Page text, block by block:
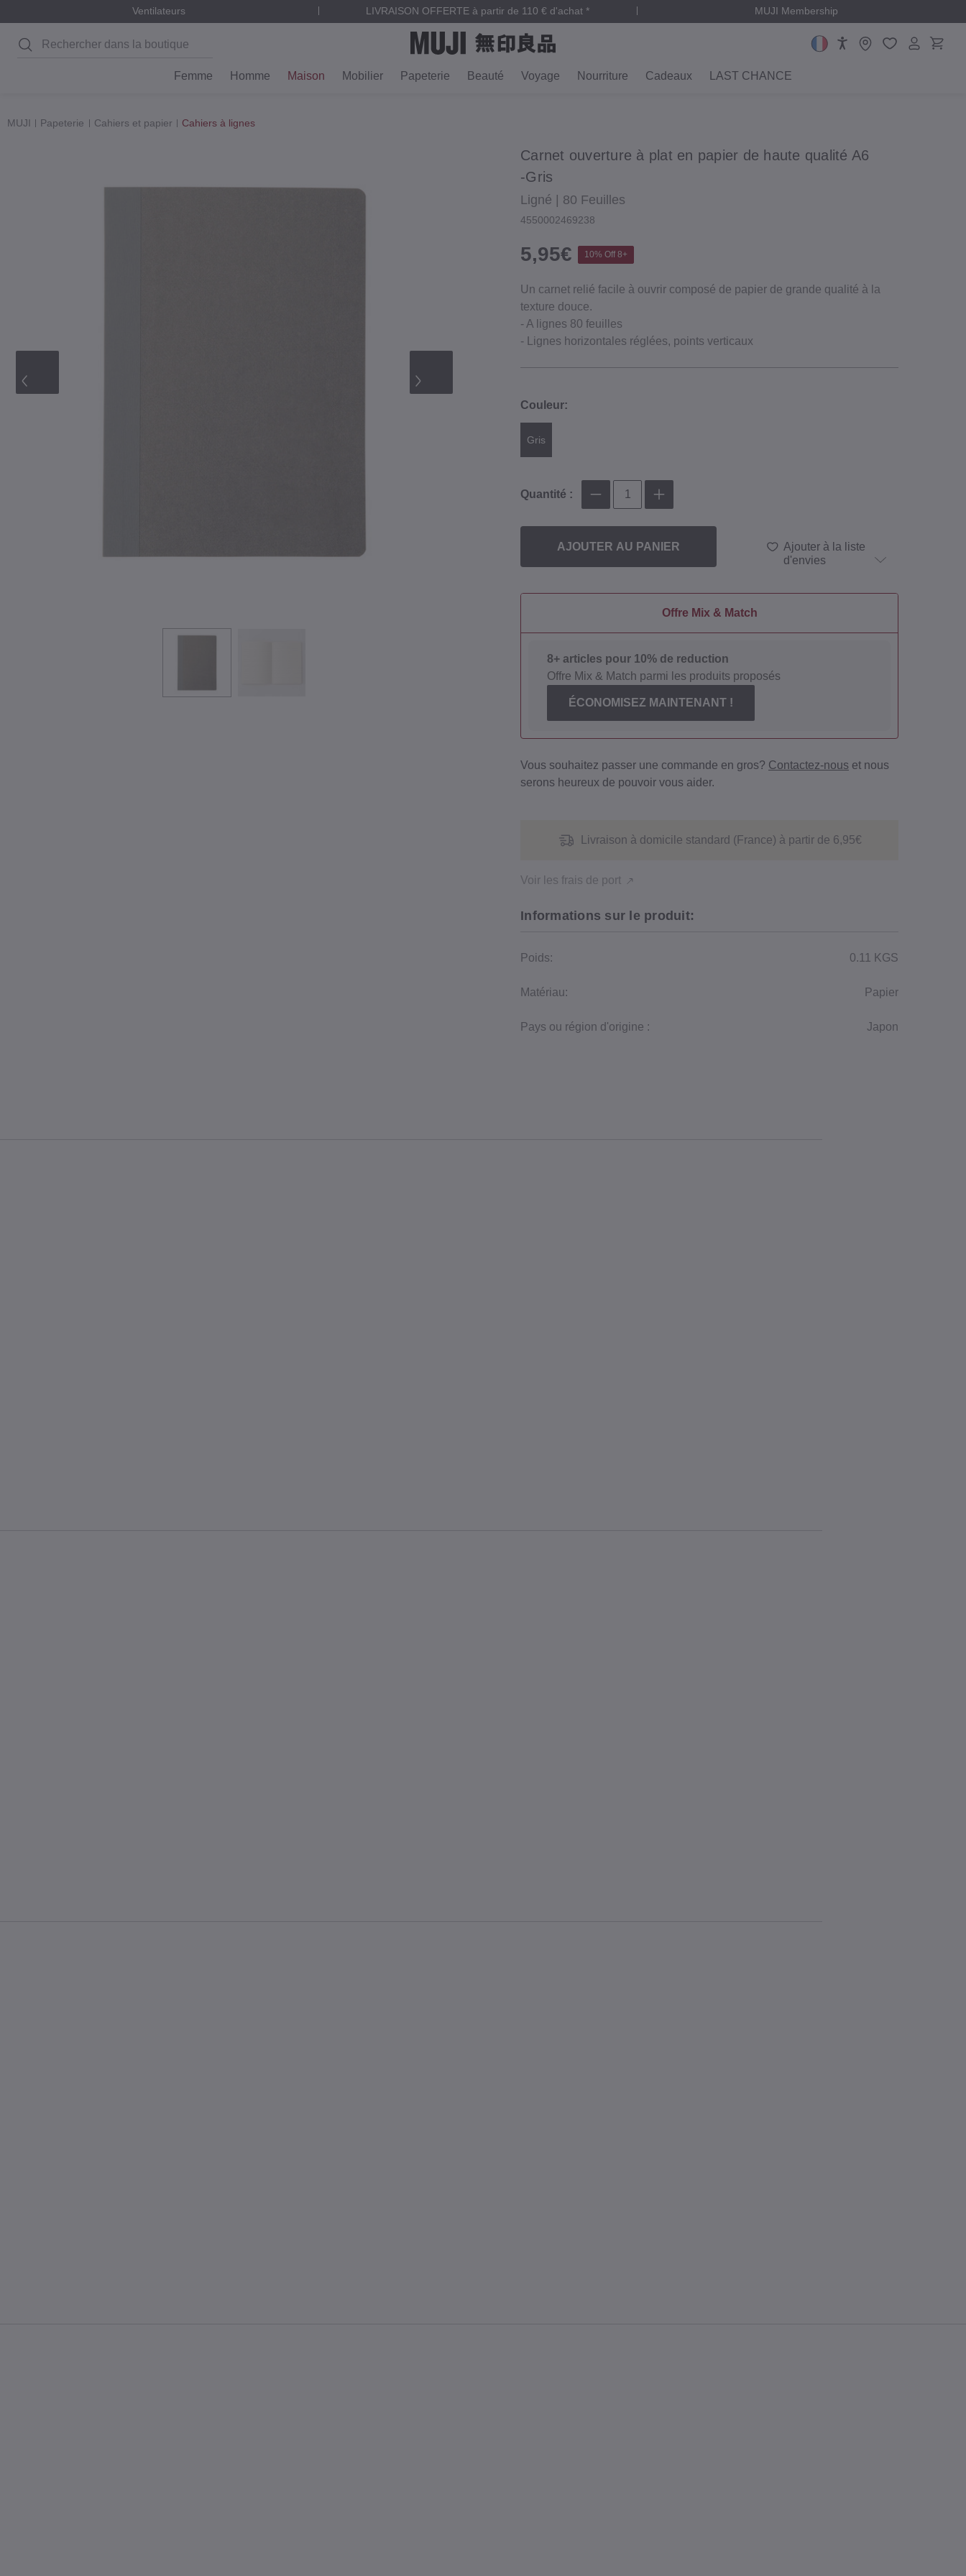
Ventilateurs LIVRAISON OFFERTE à partir de 110 € d'achat * MUJI Membership
Rechercher
Femme Homme Maison Mobilier Papeterie Beauté Voyage Nourriture Cadeaux LAST CHANCE
MUJI Papeterie Cahiers et papier Cahiers à lignes
Carnet ouverture à plat en papier de haute qualité A6
‐Gris
Ligné | 80 Feuilles
4550002469238
5,95€ 10% Off 8+
Un carnet relié facile à ouvrir composé de papier de grande qualité à la
texture douce.
- A lignes 80 feuilles
- Lignes horizontales réglées, points verticaux
Couleur:
Gris
Quantité :
AJOUTER AU PANIER
Ajouter à la liste
d'envies
Offre Mix & Match
8+ articles pour 10% de reduction
Offre Mix & Match parmi les produits proposés
ÉCONOMISEZ MAINTENANT !
Informations sur le produit:
Poids: 0.11 KGS
Matériau: Papier
Pays ou région d'origine : Japon
Livraison à domicile standard (France) à partir de 6,95€
Voir les frais de port
Vous souhaitez passer une commande en gros? Contactez-nous et nous
serons heureux de pouvoir vous aider.